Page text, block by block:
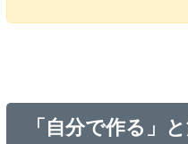
「自分で作る」